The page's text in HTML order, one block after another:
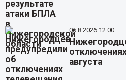
06.8.2026 12:00
августа